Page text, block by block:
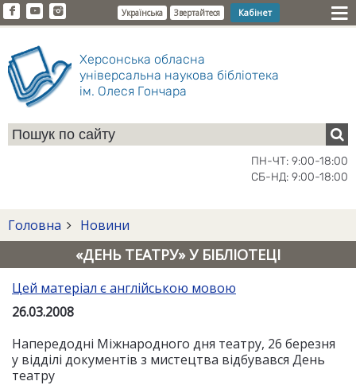
Українська Звертайтеся Кабінет
Херсонська обласна
універсальна наукова бібліотека
ім. Олеся Гончара
ПН-ЧТ: 9:00-18:00
СБ-НД: 9:00-18:00
Головна Новини
«ДЕНЬ ТЕАТРУ» У БІБЛІОТЕЦІ
Цей матеріал є англійською мовою
26.03.2008
Напередодні Міжнародного дня театру, 26 березня
у відділі документів з мистецтва відбувався День
театру